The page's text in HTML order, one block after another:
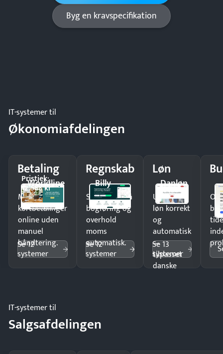
Byg en kravspecifikation
IT-systemer til
Økonomiafdelingen
Betaling
Worldline
Pristjek:
12.588 kr
Modtag
kortbetalinger
online uden
manuel
håndtering.
Se 12
systemer
Regnskab
Billy
Spar timer på
bogføring og
overhold
moms
automatisk.
Se 12
systemer
Løn
Danløn
Udbetal
løn korrekt
og
automatisk
—
tilpasset
danske
Se 13
systemer
IT-systemer til
Salgsafdelingen